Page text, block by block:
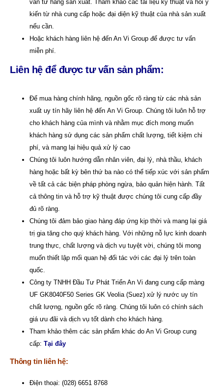
vấn từ hãng sản xuất. Tham khảo các tài liệu kỹ thuật và hỏi ý
kiến từ nhà cung cấp hoặc đại diện kỹ thuật của nhà sản xuất
nếu cần.
Hoặc khách hàng liên hệ đến An Vi Group để được tư vấn
miễn phí.
Liên hệ để được tư vấn sản phẩm:
Để mua hàng chính hãng, nguồn gốc rõ ràng từ các nhà sản
xuất uy tín hãy liên hệ đến An Vi Group Chúng tôi luôn hỗ trợ
cho khách hàng của mình và nhằm mục đích mong muốn
khách hàng sử dụng các sản phẩm chất lượng, tiết kiệm chi
phí, và mang lại hiệu quả xử lý cao
Chúng tôi luôn hướng dẫn nhân viên, đại lý, nhà thầu, khách
hàng hoặc bất kỳ bên thứ ba nào có thể tiếp xúc với sản phẩm
về tất cả các biện pháp phòng ngừa, bảo quản hiện hành. Tất
cả thông tin và hỗ trợ kỹ thuật được chúng tôi cung cấp đầy
đủ rõ ràng.
Chúng tôi đảm bảo giao hàng đáp ứng kịp thời và mang lại giá
trị gia tăng cho quý khách hàng. Với những nỗ lực kinh doanh
trung thực, chất lượng và dịch vụ tuyệt vời, chúng tôi mong
muốn thiết lập mối quan hệ đối tác với các đại lý trên toàn
quốc.
Công ty TNHH Đầu Tư Phát Triển An Vi đang cung cấp màng
UF GK8040F50 Series GK Veolia (Suez) xử lý nước uy tín
chất lượng, nguồn gốc rõ ràng. Chúng tôi luôn có chính sách
giá ưu đãi và dịch vụ tốt dành cho khách hàng.
Tham khảo thêm các sản phẩm khác do An Vi Group cung
cấp: Tại đây
Thông tin liên hệ:
Điện thoại: (028) 6651 8768